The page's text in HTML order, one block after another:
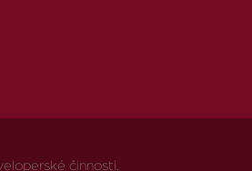
činnosti.